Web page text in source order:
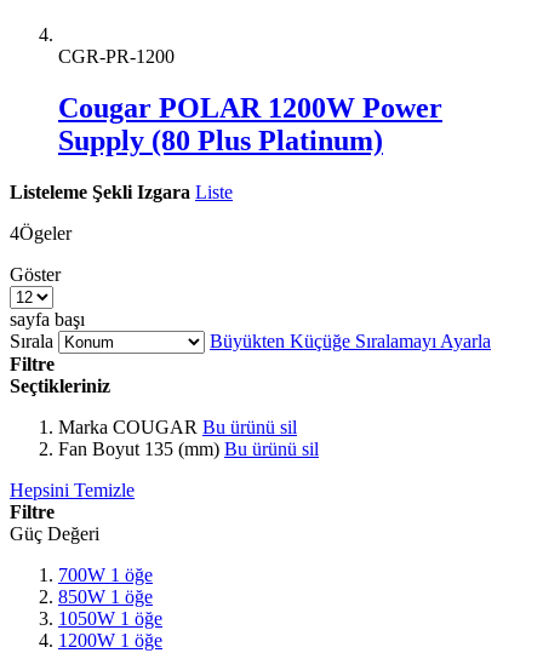
CGR-PR-1200
Cougar POLAR 1200W Power
Supply (80 Plus Platinum)
Listeleme Şekli Izgara Liste
4Ögeler
Göster
sayfa başı
Sırala
Büyükten Küçüğe Sıralamayı Ayarla
Filtre
Seçtikleriniz
Marka COUGAR Bu ürünü sil
Fan Boyut 135 (mm) Bu ürünü sil
Hepsini Temizle
Filtre
Güç Değeri
700W 1 öğe
850W 1 öğe
1050W 1 öğe
1200W 1 öğe